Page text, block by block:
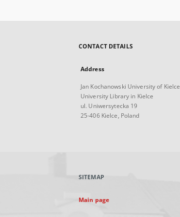
CONTACT DETAILS
Address
Jan Kochanowski University of Kielce
University Library in Kielce
ul. Uniwersytecka 19
25-406 Kielce, Poland
SITEMAP
Main page